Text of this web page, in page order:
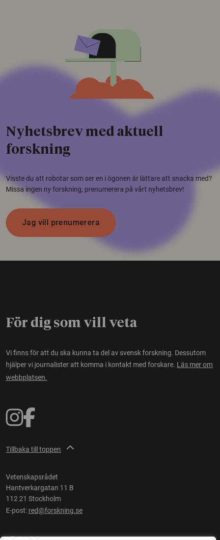
Nyhetsbrev med aktuell
forskning
Visste du att robotar som ser en i ögonen är lättare att snacka med?
Missa ingen ny forskning, prenumerera på vårt nyhetsbrev!
Jag vill prenumerera
För dig som vill veta
Vi finns för att du ska kunna ta del av svensk forskning. Dessutom
hjälper vi journalister att komma i kontakt med forskare. Läs mer om
webbplatsen.
Tillbaka till toppen
Vetenskapsrådet
Hantverkargatan 11 B
112 21 Stockholm
E-post: red@forskning.se